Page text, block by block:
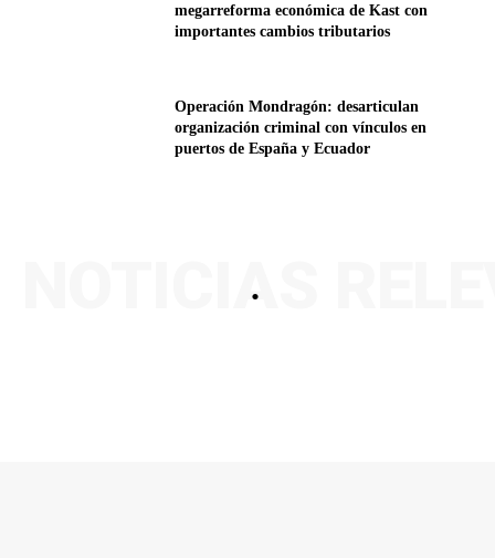
megarreforma económica de Kast con
importantes cambios tributarios
Operación Mondragón: desarticulan
organización criminal con vínculos en
puertos de España y Ecuador
.
NOTICIAS